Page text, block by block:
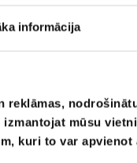
informācija
mūsu
kuri to var